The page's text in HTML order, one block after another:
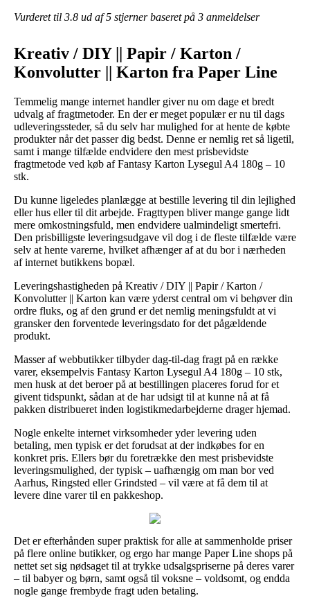
Vurderet til 3.8 ud af 5 stjerner baseret på 3 anmeldelser
Kreativ / DIY || Papir / Karton /
Konvolutter || Karton fra Paper Line
Temmelig mange internet handler giver nu om dage et bredt
udvalg af fragtmetoder. En der er meget populær er nu til dags
udleveringssteder, så du selv har mulighed for at hente de købte
produkter når det passer dig bedst. Denne er nemlig ret så ligetil,
samt i mange tilfælde endvidere den mest prisbevidste
fragtmetode ved køb af Fantasy Karton Lysegul A4 180g – 10
stk.
Du kunne ligeledes planlægge at bestille levering til din lejlighed
eller hus eller til dit arbejde. Fragttypen bliver mange gange lidt
mere omkostningsfuld, men endvidere ualmindeligt smertefri.
Den prisbilligste leveringsudgave vil dog i de fleste tilfælde være
selv at hente varerne, hvilket afhænger af at du bor i nærheden
af internet butikkens bopæl.
Leveringshastigheden på Kreativ / DIY || Papir / Karton /
Konvolutter || Karton kan være yderst central om vi behøver din
ordre fluks, og af den grund er det nemlig meningsfuldt at vi
gransker den forventede leveringsdato for det pågældende
produkt.
Masser af webbutikker tilbyder dag-til-dag fragt på en række
varer, eksempelvis Fantasy Karton Lysegul A4 180g – 10 stk,
men husk at det beroer på at bestillingen placeres forud for et
givent tidspunkt, sådan at de har udsigt til at kunne nå at få
pakken distribueret inden logistikmedarbejderne drager hjemad.
Nogle enkelte internet virksomheder yder levering uden
betaling, men typisk er det forudsat at der indkøbes for en
konkret pris. Ellers bør du foretrække den mest prisbevidste
leveringsmulighed, der typisk – uafhængig om man bor ved
Aarhus, Ringsted eller Grindsted – vil være at få dem til at
levere dine varer til en pakkeshop.
Det er efterhånden super praktisk for alle at sammenholde priser
på flere online butikker, og ergo har mange Paper Line shops på
nettet set sig nødsaget til at trykke udsalgspriserne på deres varer
– til babyer og børn, samt også til voksne – voldsomt, og endda
nogle gange frembyde fragt uden betaling.